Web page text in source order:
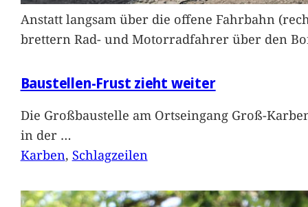
Anstatt langsam über die offene Fahrbahn
brettern Rad- und Motorradfahrer über den
Baustellen-Frust zieht weiter
Die Großbaustelle am Ortseingang Groß-
in der …
Karben, Schlagzeilen